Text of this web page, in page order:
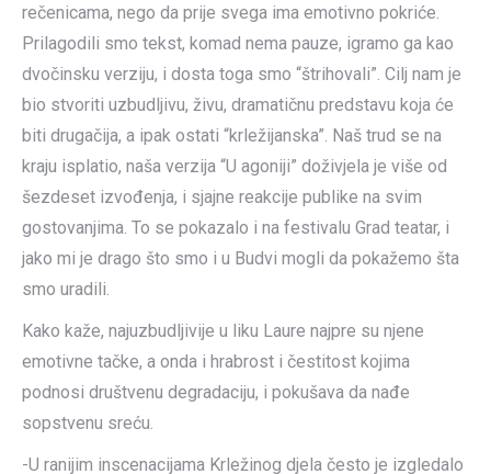
rečenicama, nego da prije svega ima emotivno pokriće.
Prilagodili smo tekst, komad nema pauze, igramo ga kao
dvočinsku verziju, i dosta toga smo “štrihovali”. Cilj nam je
bio stvoriti uzbudljivu, živu, dramatičnu predstavu koja će
biti drugačija, a ipak ostati “krležijanska”. Naš trud se na
kraju isplatio, naša verzija “U agoniji” doživjela je više od
šezdeset izvođenja, i sjajne reakcije publike na svim
gostovanjima. To se pokazalo i na festivalu Grad teatar, i
jako mi je drago što smo i u Budvi mogli da pokažemo šta
smo uradili.
Kako kaže, najuzbudljivije u liku Laure najpre su njene
emotivne tačke, a onda i hrabrost i čestitost kojima
podnosi društvenu degradaciju, i pokušava da nađe
sopstvenu sreću.
-U ranijim inscenacijama Krležinog djela često je izgledalo